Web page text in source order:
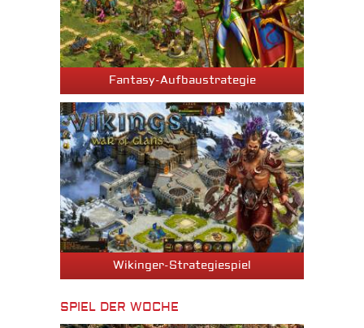
Fantasy-Aufbaustrategie
Wikinger-Strategiespiel
SPIEL DER WOCHE